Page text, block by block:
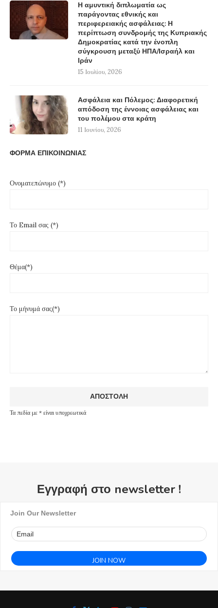
Η αμυντική διπλωματία ως
παράγοντας εθνικής και
περιφερειακής ασφάλειας: Η
περίπτωση συνδρομής της Κυπριακής
Δημοκρατίας κατά την ένοπλη
σύγκρουση μεταξύ ΗΠΑ/Ισραήλ και
Ιράν
15 Ιουλίου, 2026
Ασφάλεια και Πόλεμος: Διαφορετική
απόδοση της έννοιας ασφάλειας και
του πολέμου στα κράτη
11 Ιουνίου, 2026
ΦΟΡΜΑ ΕΠΙΚΟΙΝΩΝΙΑΣ
Ονοματεπώνυμο (*)
Το Email σας (*)
Θέμα(*)
Το μήνυμά σας(*)
Τα πεδία με * είναι υποχρεωτικά
Εγγραφή στο newsletter !
Join Our Newsletter